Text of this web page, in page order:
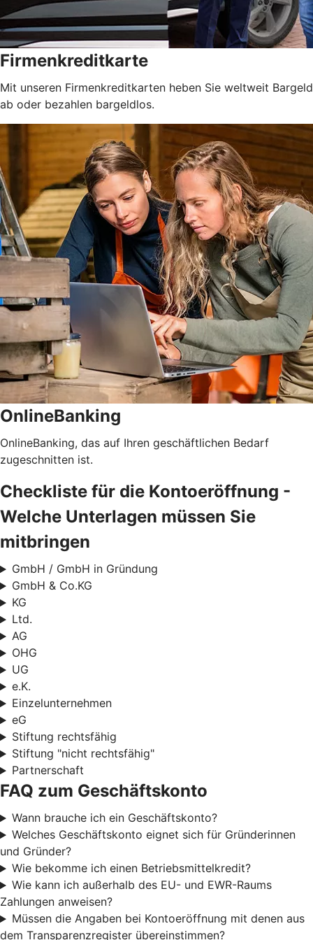
Firmenkreditkarte
Mit unseren Firmenkreditkarten heben Sie weltweit Bargeld
ab oder bezahlen bargeldlos.
OnlineBanking
OnlineBanking, das auf Ihren geschäftlichen Bedarf
zugeschnitten ist.
Checkliste für die Kontoeröffnung -
Welche Unterlagen müssen Sie
mitbringen
GmbH / GmbH in Gründung
GmbH & Co.KG
KG
Ltd.
AG
OHG
UG
e.K.
Einzelunternehmen
eG
Stiftung rechtsfähig
Stiftung "nicht rechtsfähig"
Partnerschaft
FAQ zum Geschäftskonto
Wann brauche ich ein Geschäftskonto?
Welches Geschäftskonto eignet sich für Gründerinnen
und Gründer?
Wie bekomme ich einen Betriebsmittelkredit?
Wie kann ich außerhalb des EU- und EWR-Raums
Zahlungen anweisen?
Müssen die Angaben bei Kontoeröffnung mit denen aus
dem Transparenzregister übereinstimmen?